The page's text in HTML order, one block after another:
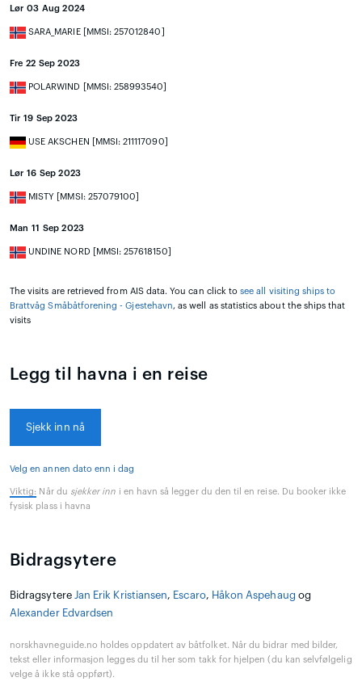
Lør 03 Aug 2024
SARA_MARIE [MMSI: 257012840]
Fre 22 Sep 2023
POLARWIND [MMSI: 258993540]
Tir 19 Sep 2023
USE AKSCHEN [MMSI: 211117090]
Lør 16 Sep 2023
MISTY [MMSI: 257079100]
Man 11 Sep 2023
UNDINE NORD [MMSI: 257618150]
The visits are retrieved from AIS data. You can click tosee all visiting ships to
Brattvåg Småbåtforening - Gjestehavn, as well as statistics about the ships that
visits
Legg til havna i en reise
Sjekk inn nå
Velg en annen dato enn i dag
Viktig: Når du sjekker inn i en havn så legger du den til en reise. Du booker ikke
fysisk plass i havna
Bidragsytere
Bidragsytere Jan Erik Kristiansen, Escaro, Håkon Aspehaug og
Alexander Edvardsen
norskhavneguide.no holdes oppdatert av båtfolket. Når du bidrar med bilder,
tekst eller informasjon legges du til her som takk for hjelpen (du kan selvfølgelig
velge å ikke stå oppført).